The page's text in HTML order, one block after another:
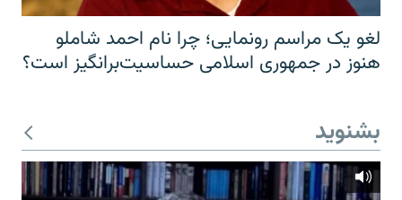
لغو یک مراسم رونمایی؛ چرا نام احمد شاملو
هنوز در جمهوری اسلامی حساسیت‌برانگیز است؟
بشنوید